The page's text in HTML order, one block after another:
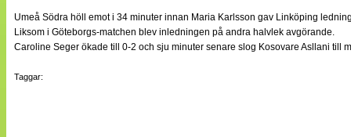
Annonsera
Statistik
Umeå Södra höll emot i 34 minuter innan Maria Karlsson gav Linköping
Liksom i Göteborgs-matchen blev inledningen på andra halvlek avgörande.
Caroline Seger ökade till 0-2 och sju minuter senare slog Kosovare Asllani till
Taggar: